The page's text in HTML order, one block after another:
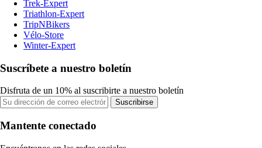
Trek-Expert
Triathlon-Expert
TripNBikers
Vélo-Store
Winter-Expert
Suscríbete a nuestro boletín
Disfruta de un 10% al suscribirte a nuestro boletín
Suscribirse
Mantente conectado